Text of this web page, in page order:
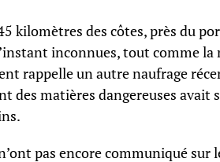
kilomètres des côtes, près du
inconnues, tout comme la
rappelle un autre naufrage
des matières dangereuses avait
pas encore communiqué sur